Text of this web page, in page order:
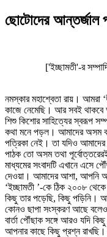
ছোটোদের আন্তর্জাল
['ইচ্ছামতী'-র
নমস্কার মহাশ্বেতা রায়। আমরা
কাজে নেমেছি। আর সবই
শিশু কিশোর সাহিত্যের স্বরূপ
কথা মনে পড়ল। আমাদের অসম
পত্রিকা নেই। তা যদিও আমাদের
পাঠক তো অসম তথা
মাধ্যমের সংবাদটি এখানে এসে
দেওয়া। আমাদের আশা, আপনি
‘ইচ্ছামতী ’-কে ঠিক ২০০৮
কিছু তার পড়েছি, কিছু পড়িনি।
কোনও ছাপা সংস্করণ আছে বলেও
বার্তা পৌঁছাক সঙ্গে আরও যদি
আপনার কাছে কিছু প্রশ্ন রাখছি।